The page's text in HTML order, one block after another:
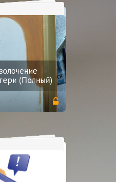
(Полный)